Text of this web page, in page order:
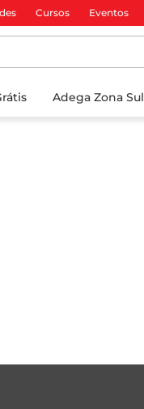
Cursos Eventos
Adega Zona Sul